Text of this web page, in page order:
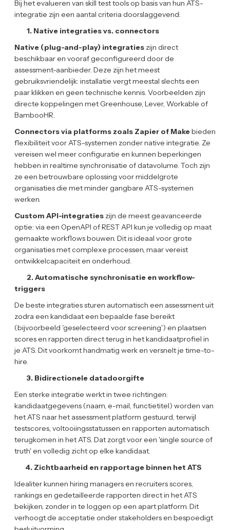
Bij het evalueren van skill test tools op basis van hun ATS-
integratie zijn een aantal criteria doorslaggevend:
1. Native integraties vs. connectors
Native (plug-and-play) integratieszijn direct
beschikbaar en vooraf geconfigureerd door de
assessment-aanbieder. Deze zijn het meest
gebruiksvriendelijk: installatie vergt meestal slechts een
paar klikken en geen technische kennis. Voorbeelden zijn
directe koppelingen met Greenhouse, Lever, Workable of
BambooHR.
Connectors via platforms zoals Zapier of Makebieden
flexibiliteit voor ATS-systemen zonder native integratie. Ze
vereisen wel meer configuratie en kunnen beperkingen
hebben in realtime synchronisatie of datavolume. Toch zijn
ze een betrouwbare oplossing voor middelgrote
organisaties die met minder gangbare ATS-systemen
werken.
Custom API-integratieszijn de meest geavanceerde
optie: via een OpenAPI of REST API kun je volledig op maat
gemaakte workflows bouwen. Dit is ideaal voor grote
organisaties met complexe processen, maar vereist
ontwikkelcapaciteit en onderhoud.
2. Automatische synchronisatie en workflow-
triggers
De beste integraties sturen automatisch een assessment uit
zodra een kandidaat een bepaalde fase bereikt
(bijvoorbeeld 'geselecteerd voor screening') en plaatsen
scores en rapporten direct terug in het kandidaatprofiel in
je ATS. Dit voorkomt handmatig werk en versnelt je time-to-
hire.
3. Bidirectionele datadoorgifte
Een sterke integratie werkt in twee richtingen:
kandidaatgegevens (naam, e-mail, functietitel) worden van
het ATS naar het assessment platform gestuurd, terwijl
testscores, voltooiingsstatussen en rapporten automatisch
terugkomen in het ATS. Dat zorgt voor een 'single source of
truth' en volledig zicht op elke kandidaat.
4. Zichtbaarheid en rapportage binnen het ATS
Idealiter kunnen hiring managers en recruiters scores,
rankings en gedetailleerde rapporten direct in het ATS
bekijken, zonder in te loggen op een apart platform. Dit
verhoogt de acceptatie onder stakeholders en bespoedigt